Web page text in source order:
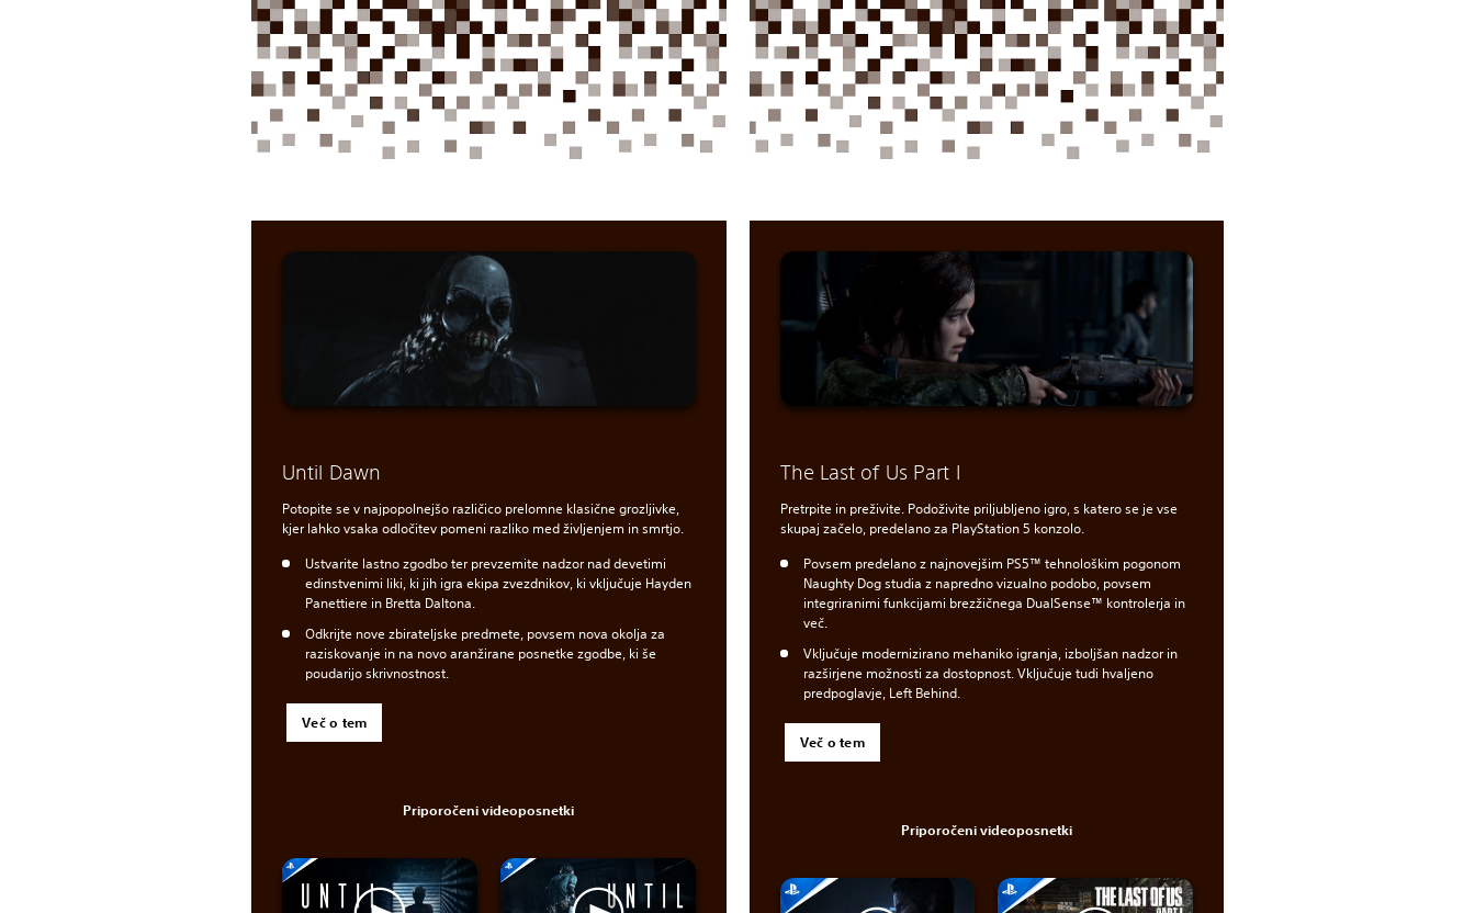
Until Dawn
Potopite se v najpopolnejšo različico prelomne klasične grozljivke,
kjer lahko vsaka odločitev pomeni razliko med življenjem in smrtjo.
Ustvarite lastno zgodbo ter prevzemite nadzor nad devetimi
edinstvenimi liki, ki jih igra ekipa zvezdnikov, ki vključuje Hayden
Panettiere in Bretta Daltona.
Odkrijte nove zbirateljske predmete, povsem nova okolja za
raziskovanje in na novo aranžirane posnetke zgodbe, ki še
poudarijo skrivnostnost.
Več o tem
Priporočeni videoposnetki
The Last of Us Part I
Pretrpite in preživite. Podoživite priljubljeno igro, s katero se je vse
skupaj začelo, predelano za PlayStation 5 konzolo.
Povsem predelano z najnovejšim PS5™ tehnološkim pogonom
Naughty Dog studia z napredno vizualno podobo, povsem
integriranimi funkcijami brezžičnega DualSense™ kontrolerja in
več.
Vključuje modernizirano mehaniko igranja, izboljšan nadzor in
razširjene možnosti za dostopnost. Vključuje tudi hvaljeno
predpoglavje, Left Behind.
Več o tem
Priporočeni videoposnetki